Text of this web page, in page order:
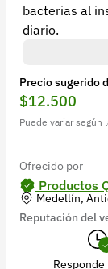
bacterias al
diario.
Precio sugerido
$12.500
Puede variar según
Ofrecido por
Productos
Medellín,
Reputación del
Responde
© 2026
Versión 5.45.0
Síguenos